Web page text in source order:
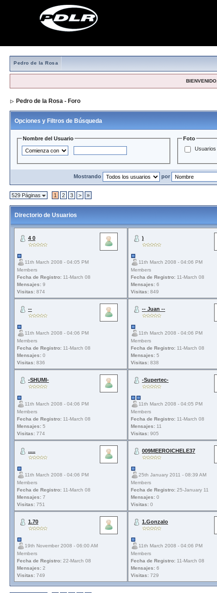
Pedro de la Rosa
Pedro de la Rosa - Foro
Opciones y Filtros de Búsqueda
Nombre del Usuario
Foto
Usuarios
Mostrando por
529 Páginas 1 2 3 > »
Directorio de Usuarios
4 0
11th March 2008 - 04:05 PM
Members
Fecha de Registro: 11-March 08
Mensajes: 9
Visitas: 874
)
11th March 2008 - 04:06 PM
Members
Fecha de Registro: 11-March 08
Mensajes: 6
Visitas: 849
--
11th March 2008 - 04:06 PM
Members
Fecha de Registro: 11-March 08
Mensajes: 0
Visitas: 836
-- Juan --
11th March 2008 - 04:06 PM
Members
Fecha de Registro: 11-March 08
Mensajes: 5
Visitas: 838
-SHUMI-
11th March 2008 - 04:06 PM
Members
Fecha de Registro: 11-March 08
Mensajes: 5
Visitas: 774
-Supertec-
11th March 2008 - 04:05 PM
Members
Fecha de Registro: 11-March 08
Mensajes: 11
Visitas: 905
.....
11th March 2008 - 04:06 PM
Members
Fecha de Registro: 11-March 08
Mensajes: 7
Visitas: 751
009MEEROICHELE37
25th January 2011 - 08:39 AM
Members
Fecha de Registro: 25-January 11
Mensajes: 0
Visitas: 0
1.70
19th November 2008 - 06:00 AM
Members
Fecha de Registro: 22-March 08
Mensajes: 2
Visitas: 749
1.Gonzalo
11th March 2008 - 04:06 PM
Members
Fecha de Registro: 11-March 08
Mensajes: 6
Visitas: 729